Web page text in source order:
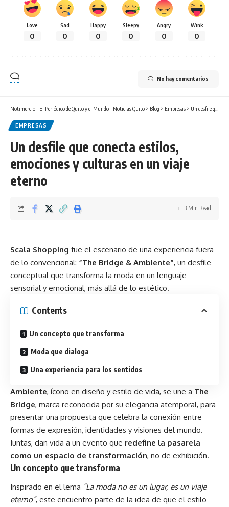
Love
0
Sad
0
Happy
0
Sleepy
0
Angry
0
Wink
0
No hay comentarios
Notimercio - El Periódico de Quito y el Mundo - Noticias Quito > Blog > Empresas > Un desfile que conecta estilos, emociones y culturas en un viaje eterno
EMPRESAS
Un desfile que conecta estilos,
emociones y culturas en un viaje
eterno
3 Min Read
Scala Shopping fue el escenario de una experiencia fuera
de lo convencional: “The Bridge & Ambiente”, un desfile
conceptual que transforma la moda en un lenguaje
sensorial y emocional, más allá de lo estético.
Contents
Un concepto que transforma
Moda que dialoga
Una experiencia para los sentidos
Ambiente, ícono en diseño y estilo de vida, se une a The
Bridge, marca reconocida por su elegancia atemporal, para
presentar una propuesta que celebra la conexión entre
formas de expresión, identidades y visiones del mundo.
Juntas, dan vida a un evento que redefine la pasarela
como un espacio de transformación, no de exhibición.
Un concepto que transforma
Inspirado en el lema “La moda no es un lugar, es un viaje
eterno”, este encuentro parte de la idea de que el estilo